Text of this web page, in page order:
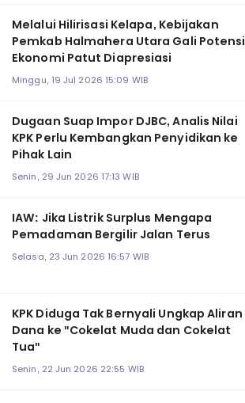
Melalui Hilirisasi Kelapa, Kebijakan
Pemkab Halmahera Utara Gali Potensi
Ekonomi Patut Diapresiasi
Minggu, 19 Jul 2026 15:09 WIB
Dugaan Suap Impor DJBC, Analis Nilai
KPK Perlu Kembangkan Penyidikan ke
Pihak Lain
Senin, 29 Jun 2026 17:13 WIB
IAW: Jika Listrik Surplus Mengapa
Pemadaman Bergilir Jalan Terus
Selasa, 23 Jun 2026 16:57 WIB
KPK Diduga Tak Bernyali Ungkap Aliran
Dana ke "Cokelat Muda dan Cokelat
Tua"
Senin, 22 Jun 2026 22:55 WIB